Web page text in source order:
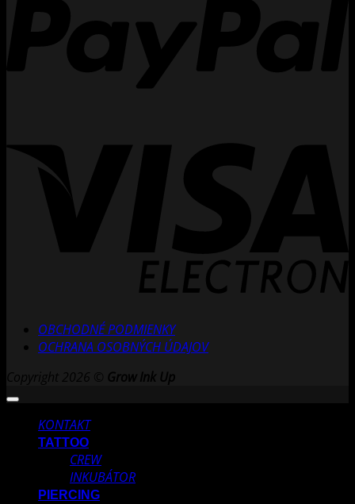
OBCHODNÉ PODMIENKY
OCHRANA OSOBNÝCH ÚDAJOV
Copyright 2026 © Grow Ink Up
KONTAKT
TATTOO
CREW
INKUBÁTOR
PIERCING